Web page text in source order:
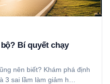
Bí quyết chạy
nên biết? Khám phá định
3 sai lầm làm giảm h…